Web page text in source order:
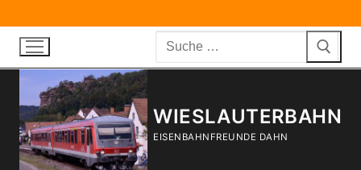
Inhalt
springen
Suchen
nach:
WIESLAUTERBAHN
EISENBAHNFREUNDE DAHN